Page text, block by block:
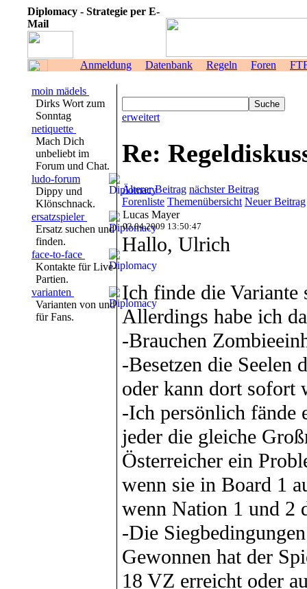
Diplomacy - Strategie per E-
Mail
Anmeldung Datenbank Regeln Foren
moin mädels
Dirks Wort zum
Sonntag
netiquette
Mach Dich
unbeliebt im
Forum und Chat.
ludo-forum
Dippy und
Klönschnack.
ersatzspieler
Ersatz suchen und
finden.
face-to-face
Kontakte für Live-
Partien.
varianten
Varianten von und
für Fans.
erweitert
Re:
Älterer Beitrag nächster Beitrag
Forenliste Themenübersicht Neuer Beitrag
Lucas Mayer
03.04.2009 13:50:47
Hallo, Ulrich
Ich finde die Variante
Allerdings habe ich
-Brauchen
-Besetzen die Seelen
oder kann dort sofort
-Ich persönlich fände
jeder die gleiche
Österreicher ein
wenn sie in Board 1
wenn Nation 1 und 2
-Die
Gewonnen hat der
18 VZ erreicht oder